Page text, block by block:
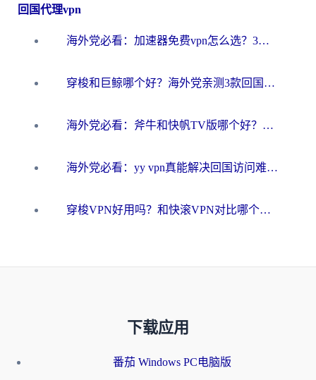
回国代理vpn
海外党必看：加速器免费vpn怎么选？3步教你无缝访问国内资源
穿梭和巨鲸哪个好？海外党亲测3款回国加速器，教你避开90%的坑
海外党必看：斧牛和快帆TV版哪个好？3分钟选对回国加速器，无缝刷B站、追热剧
海外党必看：yy vpn真能解决回国访问难题？附云极initap测评+免费方案对比
穿梭VPN好用吗？和快滚VPN对比哪个回国效果更好？海外党选回国加速器必看指南
下载应用
番茄 Windows PC电脑版